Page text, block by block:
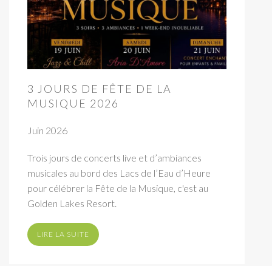
3 JOURS DE FÊTE DE LA
MUSIQUE 2026
Juin 2026
Trois jours de concerts live et d’ambiances
musicales au bord des Lacs de l’Eau d’Heure
pour célébrer la Fête de la Musique, c'est au
Golden Lakes Resort.
LIRE LA SUITE